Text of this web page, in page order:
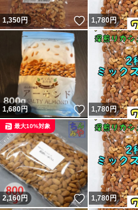
1,350円 いいね！
1,780円
1,680円 いいね！
1,780円
2,160円 いいね！
最大10%対象
1,780円